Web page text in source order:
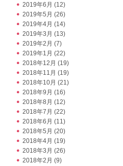
2019年6月 (12)
2019年5月 (26)
2019年4月 (14)
2019年3月 (13)
2019年2月 (7)
2019年1月 (22)
2018年12月 (19)
2018年11月 (19)
2018年10月 (21)
2018年9月 (16)
2018年8月 (12)
2018年7月 (22)
2018年6月 (11)
2018年5月 (20)
2018年4月 (19)
2018年3月 (26)
2018年2月 (9)